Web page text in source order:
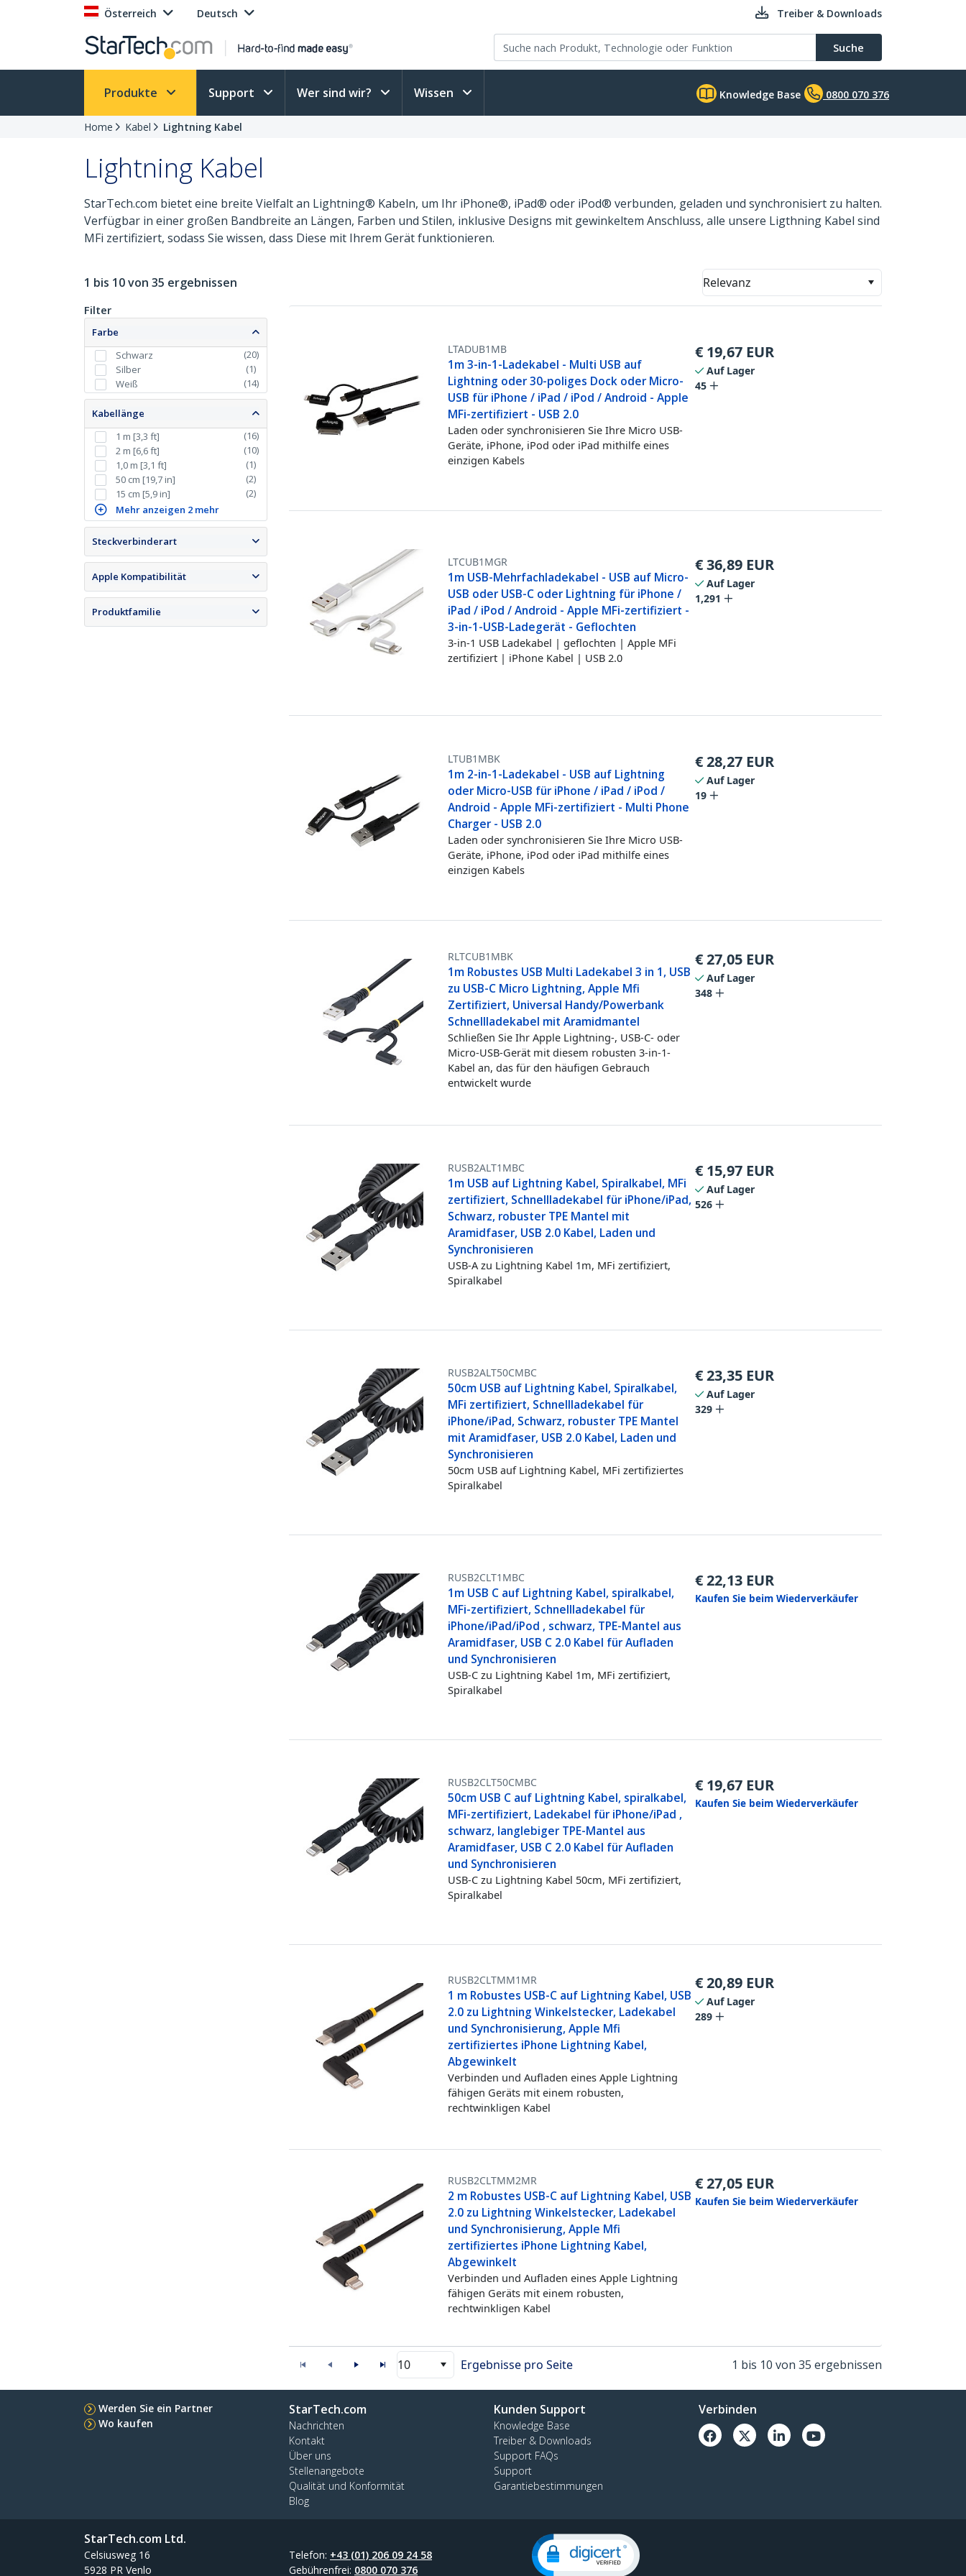
Österreich Deutsch Treiber & Downloads
Suche
Produkte Support Wer sind wir? Wissen Knowledge Base 0800 070 376
Home Kabel Lightning Kabel
Lightning Kabel
StarTech.com bietet eine breite Vielfalt an Lightning® Kabeln, um Ihr iPhone®, iPad® oder iPod® verbunden, geladen und synchronisiert zu halten.
Verfügbar in einer großen Bandbreite an Längen, Farben und Stilen, inklusive Designs mit gewinkeltem Anschluss, alle unsere Ligthning Kabel sind
MFi zertifiziert, sodass Sie wissen, dass Diese mit Ihrem Gerät funktionieren.
1 bis 10 von 35 ergebnissen Relevanz
Filter
Farbe
Schwarz
(20)
Silber
(1)
Weiß
(14)
Kabellänge
1 m [3,3 ft]
(16)
2 m [6,6 ft]
(10)
1,0 m [3,1 ft]
(1)
50 cm [19,7 in]
(2)
15 cm [5,9 in]
(2)
Mehr anzeigen 2 mehr
Steckverbinderart
Apple Kompatibilität
Produktfamilie
LTADUB1MB
1m 3-in-1-Ladekabel - Multi USB auf
Lightning oder 30-poliges Dock oder Micro-
USB für iPhone / iPad / iPod / Android - Apple
MFi-zertifiziert - USB 2.0
Laden oder synchronisieren Sie Ihre Micro USB-
Geräte, iPhone, iPod oder iPad mithilfe eines
einzigen Kabels
€ 19,67 EUR
Auf Lager
45
LTCUB1MGR
1m USB-Mehrfachladekabel - USB auf Micro-
USB oder USB-C oder Lightning für iPhone /
iPad / iPod / Android - Apple MFi-zertifiziert -
3-in-1-USB-Ladegerät - Geflochten
3-in-1 USB Ladekabel | geflochten | Apple MFi
zertifiziert | iPhone Kabel | USB 2.0
€36,89 EUR
Auf Lager
1,291
LTUB1MBK
1m 2-in-1-Ladekabel - USB auf Lightning
oder Micro-USB für iPhone / iPad / iPod /
Android - Apple MFi-zertifiziert - Multi Phone
Charger - USB 2.0
Laden oder synchronisieren Sie Ihre Micro USB-
Geräte, iPhone, iPod oder iPad mithilfe eines
einzigen Kabels
€28,27 EUR
Auf Lager
19
RLTCUB1MBK
1m Robustes USB Multi Ladekabel 3 in 1, USB
zu USB-C Micro Lightning, Apple Mfi
Zertifiziert, Universal Handy/Powerbank
Schnellladekabel mit Aramidmantel
Schließen Sie Ihr Apple Lightning-, USB-C- oder
Micro-USB-Gerät mit diesem robusten 3-in-1-
Kabel an, das für den häufigen Gebrauch
entwickelt wurde
€27,05 EUR
Auf Lager
348
RUSB2ALT1MBC
1m USB auf Lightning Kabel, Spiralkabel, MFi
zertifiziert, Schnellladekabel für iPhone/iPad,
Schwarz, robuster TPE Mantel mit
Aramidfaser, USB 2.0 Kabel, Laden und
Synchronisieren
USB-A zu Lightning Kabel 1m, MFi zertifiziert,
Spiralkabel
€ 15,97 EUR
Auf Lager
526
RUSB2ALT50CMBC
50cm USB auf Lightning Kabel, Spiralkabel,
MFi zertifiziert, Schnellladekabel für
iPhone/iPad, Schwarz, robuster TPE Mantel
mit Aramidfaser, USB 2.0 Kabel, Laden und
Synchronisieren
50cm USB auf Lightning Kabel, MFi zertifiziertes
Spiralkabel
€23,35 EUR
Auf Lager
329
RUSB2CLT1MBC
1m USB C auf Lightning Kabel, spiralkabel,
MFi-zertifiziert, Schnellladekabel für
iPhone/iPad/iPod , schwarz, TPE-Mantel aus
Aramidfaser, USB C 2.0 Kabel für Aufladen
und Synchronisieren
USB-C zu Lightning Kabel 1m, MFi zertifiziert,
Spiralkabel
€22,13 EUR
Kaufen Sie beim Wiederverkäufer
RUSB2CLT50CMBC
50cm USB C auf Lightning Kabel, spiralkabel,
MFi-zertifiziert, Ladekabel für iPhone/iPad ,
schwarz, langlebiger TPE-Mantel aus
Aramidfaser, USB C 2.0 Kabel für Aufladen
und Synchronisieren
USB-C zu Lightning Kabel 50cm, MFi zertifiziert,
Spiralkabel
€ 19,67 EUR
Kaufen Sie beim Wiederverkäufer
RUSB2CLTMM1MR
1 m Robustes USB-C auf Lightning Kabel, USB
2.0 zu Lightning Winkelstecker, Ladekabel
und Synchronisierung, Apple Mfi
zertifiziertes iPhone Lightning Kabel,
Abgewinkelt
Verbinden und Aufladen eines Apple Lightning
fähigen Geräts mit einem robusten,
rechtwinkligen Kabel
€20,89 EUR
Auf Lager
289
RUSB2CLTMM2MR
2 m Robustes USB-C auf Lightning Kabel, USB
2.0 zu Lightning Winkelstecker, Ladekabel
und Synchronisierung, Apple Mfi
zertifiziertes iPhone Lightning Kabel,
Abgewinkelt
Verbinden und Aufladen eines Apple Lightning
fähigen Geräts mit einem robusten,
rechtwinkligen Kabel
€27,05 EUR
Kaufen Sie beim Wiederverkäufer
10 Ergebnisse pro Seite 1 bis 10 von 35 ergebnissen
Werden Sie ein Partner
Wo kaufen
StarTech.com
Nachrichten
Kontakt
Über uns
Stellenangebote
Qualität und Konformität
Blog
Kunden Support
Knowledge Base
Treiber & Downloads
Support FAQs
Support
Garantiebestimmungen
Verbinden
StarTech.com Ltd.
Celsiusweg 16
5928 PR Venlo
Telefon: +43 (01) 206 09 24 58
Gebührenfrei: 0800 070 376